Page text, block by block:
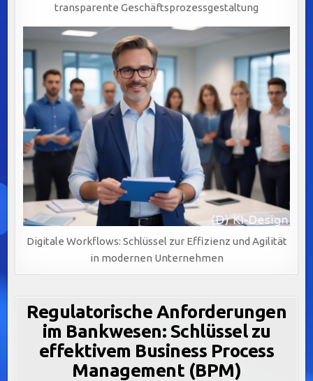
transparente Geschäftsprozessgestaltung
Digitale Workflows: Schlüssel zur Effizienz und Agilität
in modernen Unternehmen
Regulatorische Anforderungen
im Bankwesen: Schlüssel zu
effektivem Business Process
Management (BPM)